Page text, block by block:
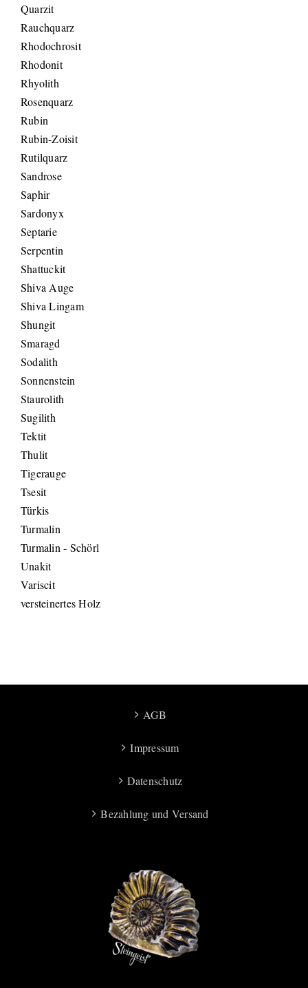
Quarzit
Rauchquarz
Rhodochrosit
Rhodonit
Rhyolith
Rosenquarz
Rubin
Rubin-Zoisit
Rutilquarz
Sandrose
Saphir
Sardonyx
Septarie
Serpentin
Shattuckit
Shiva Auge
Shiva Lingam
Shungit
Smaragd
Sodalith
Sonnenstein
Staurolith
Sugilith
Tektit
Thulit
Tigerauge
Tsesit
Türkis
Turmalin
Turmalin - Schörl
Unakit
Variscit
versteinertes Holz
AGB
Impressum
Datenschutz
Bezahlung und Versand